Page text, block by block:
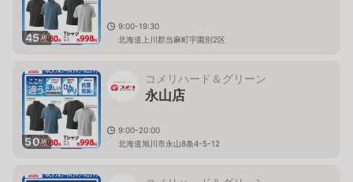
45枚
9:00-19:30
北海道上川郡当麻町宇園別2区
50枚
コメリハード＆グリーン
永山店
9:00-20:00
北海道旭川市永山8条4-5-12